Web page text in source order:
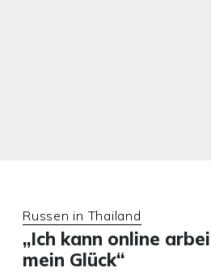
Russen in Thailand
„Ich kann online
mein Glück“